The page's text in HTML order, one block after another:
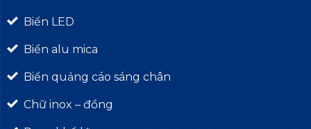
Biển LED
Biển alu mica
Biển quảng cáo sáng chân
Chữ inox – đồng